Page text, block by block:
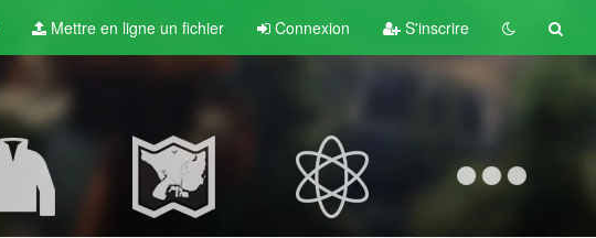
Mettre en ligne un fichier Connexion S'inscrire